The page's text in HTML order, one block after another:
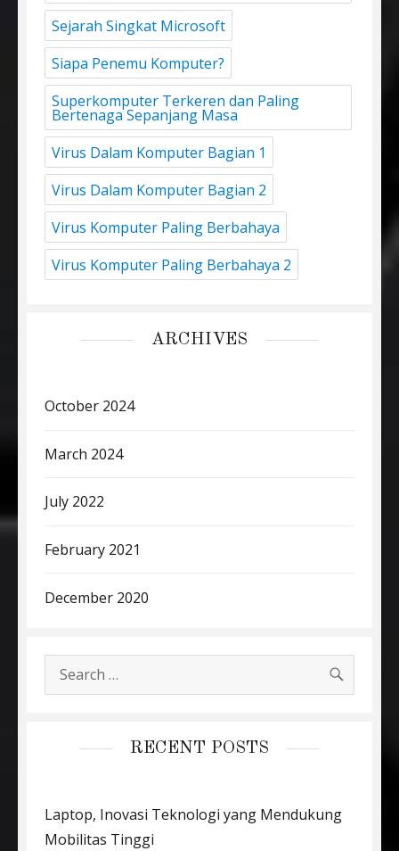
Sejarah Singkat Microsoft
Siapa Penemu Komputer?
Superkomputer Terkeren dan Paling
Bertenaga Sepanjang Masa
Virus Dalam Komputer Bagian 1
Virus Dalam Komputer Bagian 2
Virus Komputer Paling Berbahaya
Virus Komputer Paling Berbahaya 2
ARCHIVES
October 2024
March 2024
July 2022
February 2021
December 2020
Search
for:
RECENT POSTS
Laptop, Inovasi Teknologi yang Mendukung
Mobilitas Tinggi